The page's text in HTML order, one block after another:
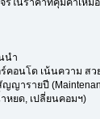
นำ
อนโด เน้นความ สว
ญารายปี
หยด, เปลี่ยนคอมฯ)